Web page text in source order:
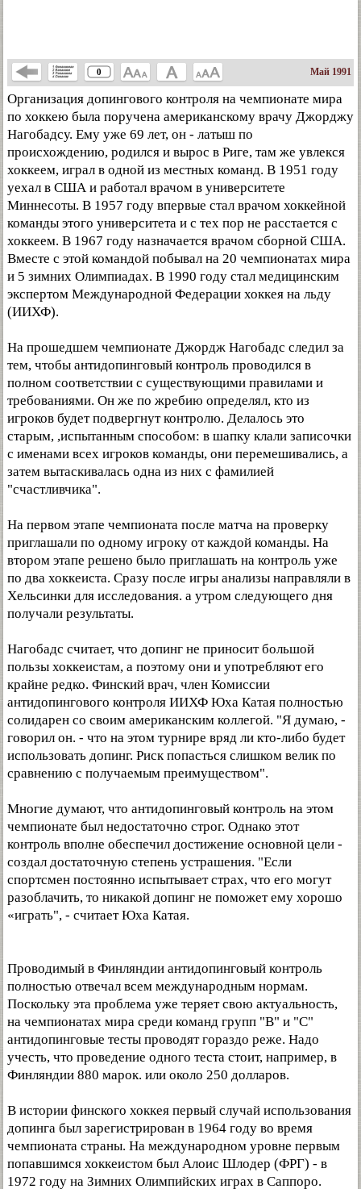
0 Май 1991
Организация допингового контроля на чемпионате мира
по хоккею была поручена американскому врачу Джорджу
Нагобадсу. Ему уже 69 лет, он - латыш по
происхождению, родился и вырос в Риге, там же увлекся
хоккеем, играл в одной из местных команд. В 1951 году
уехал в США и работал врачом в университете
Миннесоты. В 1957 году впервые стал врачом хоккейной
команды этого университета и с тех пор не расстается с
хоккеем. В 1967 году назначается врачом сборной США.
Вместе с этой командой побывал на 20 чемпионатах мира
и 5 зимних Олимпиадах. В 1990 году стал медицинским
экспертом Международной Федерации хоккея на льду
(ИИХФ).
На прошедшем чемпионате Джордж Нагобадс следил за
тем, чтобы антидопинговый контроль проводился в
полном соответствии с существующими правилами и
требованиями. Он же по жребию определял, кто из
игроков будет подвергнут контролю. Делалось это
старым, ,испытанным способом: в шапку клали записочки
с именами всех игроков команды, они перемешивались, а
затем вытаскивалась одна из них с фамилией
"счастливчика".
На первом этапе чемпионата после матча на проверку
приглашали по одному игроку от каждой команды. На
втором этапе решено было приглашать на контроль уже
по два хоккеиста. Сразу после игры анализы направляли в
Хельсинки для исследования. а утром следующего дня
получали результаты.
Нагобадс считает, что допинг не приносит большой
пользы хоккеистам, а поэтому они и употребляют его
крайне редко. Финский врач, член Комиссии
антидопингового контроля ИИХФ Юха Катая полностью
солидарен со своим американским коллегой. "Я думаю, -
говорил он. - что на этом турнире вряд ли кто-либо будет
использовать допинг. Риск попасться слишком велик по
сравнению с получаемым преимуществом".
Многие думают, что антидопинговый контроль на этом
чемпионате был недостаточно строг. Однако этот
контроль вполне обеспечил достижение основной цели -
создал достаточную степень устрашения. "Если
спортсмен постоянно испытывает страх, что его могут
разоблачить, то никакой допинг не поможет ему хорошо
«играть", - считает Юха Катая.
Проводимый в Финляндии антидопинговый контроль
полностью отвечал всем международным нормам.
Поскольку эта проблема уже теряет свою актуальность,
на чемпионатах мира среди команд групп "В" и "С"
антидопинговые тесты проводят гораздо реже. Надо
учесть, что проведение одного теста стоит, например, в
Финляндии 880 марок. или около 250 долларов.
В истории финского хоккея первый случай использования
допинга был зарегистрирован в 1964 году во время
чемпионата страны. На международном уровне первым
попавшимся хоккеистом был Алоис Шлодер (ФРГ) - в
1972 году на Зимних Олимпийских играх в Саппоро.